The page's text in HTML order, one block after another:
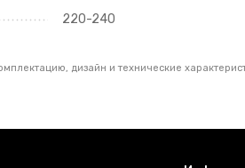
220-240
дизайн и технические